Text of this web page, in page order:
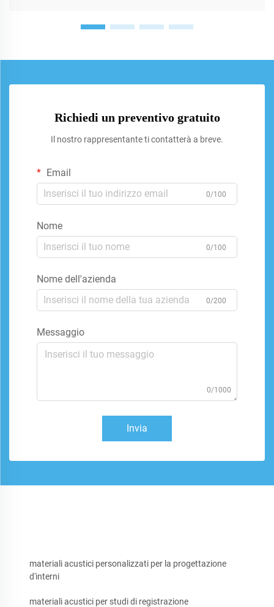
Richiedi un preventivo gratuito
Il nostro rappresentante ti contatterà a breve.
Email
0/100
Nome
0/100
Nome dell'azienda
0/200
Messaggio
0/1000
Invia
materiali acustici personalizzati per la progettazione
d'interni
materiali acustici per studi di registrazione